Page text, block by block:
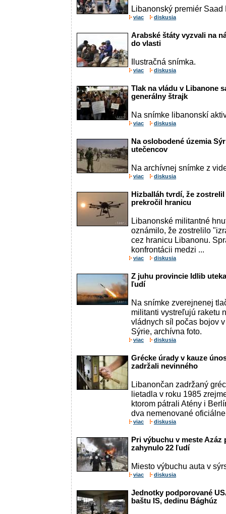
Libanonský premiér Saad
viac diskusia
Arabské štáty vyzvali na
do vlasti
Ilustračná snímka.
viac diskusia
Tlak na vládu v Libanone
generálny štrajk
Na snímke libanonskí
viac diskusia
Na oslobodené územia
utečencov
Na archívnej snímke z
viac diskusia
Hizballáh tvrdí, že
prekročil hranicu
Libanonské militantné
oznámilo, že zostrelilo
cez hranicu Libanonu.
konfrontácii medzi ...
viac diskusia
Z juhu provincie Idlib
ľudí
Na snímke zverejnenej
militanti vystreľujú raketu
vládnych síl počas bojov
Sýrie, archívna foto.
viac diskusia
Grécke úrady v kauze
zadržali nevinného
Libanončan zadržaný
lietadla v roku 1985
ktorom pátrali Atény i
dva nemenované
viac diskusia
Pri výbuchu v meste
zahynulo 22 ľudí
Miesto výbuchu auta v
viac diskusia
Jednotky podporované
baštu IS, dedinu Bághúz